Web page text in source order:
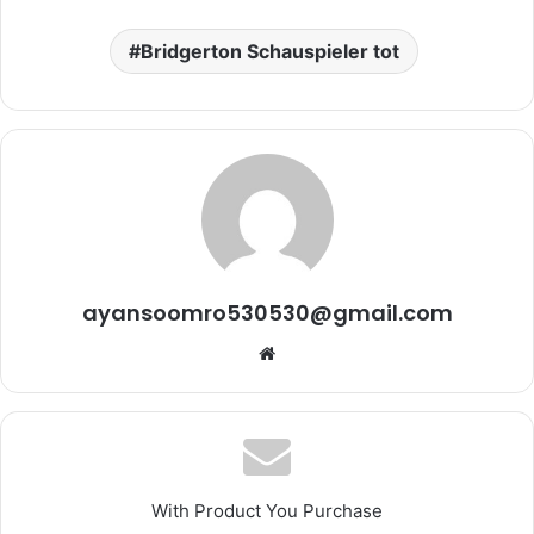
Bridgerton Schauspieler tot
ayansoomro530530@gmail.com
Website
With Product You Purchase